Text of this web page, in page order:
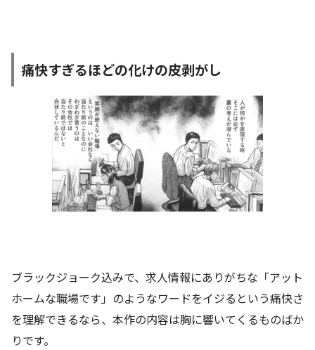
痛快すぎるほどの化けの皮剥がし
ブラックジョーク込みで、求人情報にありがちな「アット
ホームな職場です」のようなワードをイジるという痛快さ
を理解できるなら、本作の内容は胸に響いてくるものばか
りです。